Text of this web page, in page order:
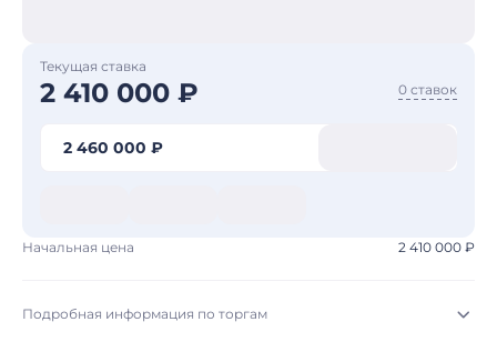
Текущая ставка
2 410 000 ₽ 0 ставок
2 460 000 ₽
Начальная цена 2 410 000 ₽
Подробная информация по торгам